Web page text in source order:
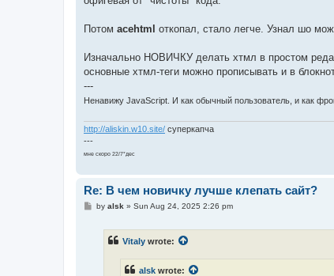
Потом acehtml откопал, стало легче. Узнал шо
Изначально НОВИЧКУ делать хтмл в простом
основные хтмл-теги можно прописывать и в
---
Ненавижу JavaScript. И как обычный пользователь, и как
http://aliskin.w10.site/ суперкапча
---
мне скоро 22/7*дес
Re: В чем новичку лучше клепать сайт?
Pby alsk » Sun Aug 24, 2025 2:26 pm
Vitaly wrote:
alsk wrote: